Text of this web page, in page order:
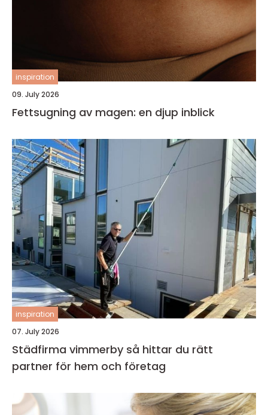
inspiration
09. July 2026
Fettsugning av magen: en djup inblick
inspiration
07. July 2026
Städfirma vimmerby så hittar du rätt
partner för hem och företag